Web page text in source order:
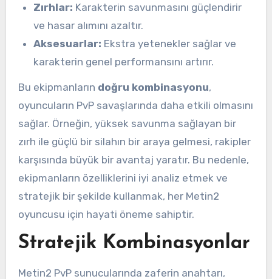
Zırhlar: Karakterin savunmasını güçlendirir
ve hasar alımını azaltır.
Aksesuarlar: Ekstra yetenekler sağlar ve
karakterin genel performansını artırır.
Bu ekipmanların doğru kombinasyonu,
oyuncuların PvP savaşlarında daha etkili olmasını
sağlar. Örneğin, yüksek savunma sağlayan bir
zırh ile güçlü bir silahın bir araya gelmesi, rakipler
karşısında büyük bir avantaj yaratır. Bu nedenle,
ekipmanların özelliklerini iyi analiz etmek ve
stratejik bir şekilde kullanmak, her Metin2
oyuncusu için hayati öneme sahiptir.
Stratejik Kombinasyonlar
Metin2 PvP sunucularında zaferin anahtarı,